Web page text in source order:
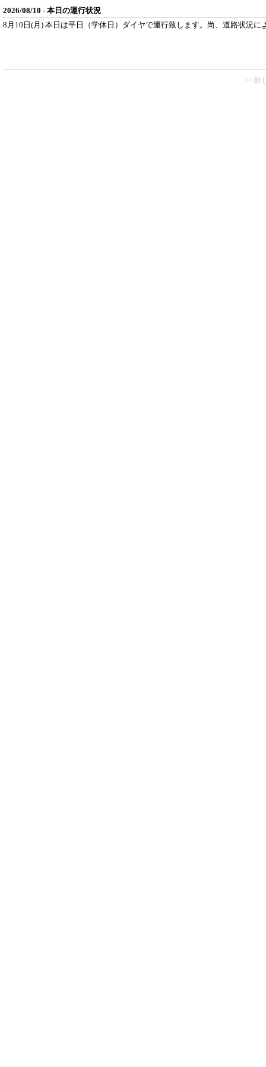
2026/08/10 - 本日の運行状況
8月10日(月) 本日は平日（学休日）ダイヤで運行致します。尚、道路状況
<<新